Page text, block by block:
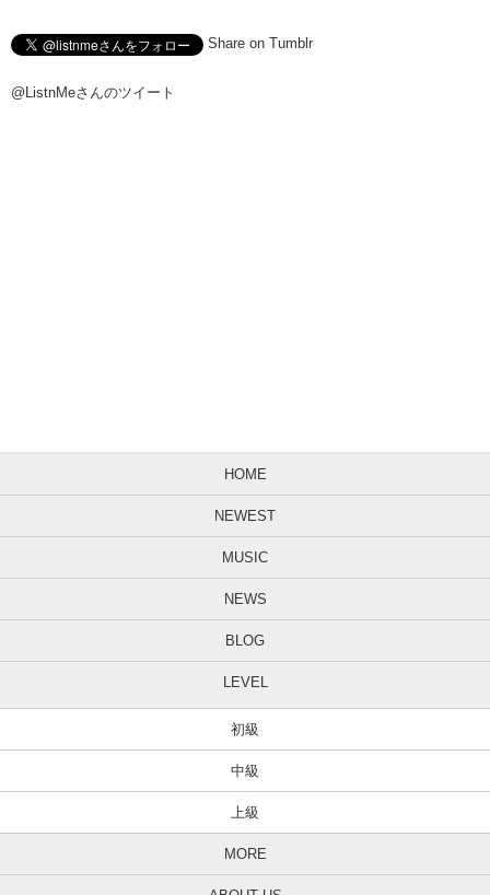
Share on Tumblr
@ListnMeさんのツイート
HOME
NEWEST
MUSIC
NEWS
BLOG
LEVEL
初級
中級
上級
MORE